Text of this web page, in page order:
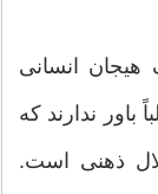
هیجان انسانی
ندارند که
ذهنی است.